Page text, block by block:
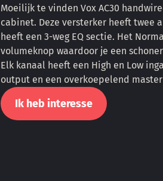
Moeilijk te vinden Vox AC30
cabinet. Deze versterker heeft twee
heeft een 3-weg EQ sectie. Het
volumeknop waardoor je een
Elk kanaal heeft een High en Low
output en een overkoepelend
Ik heb interesse